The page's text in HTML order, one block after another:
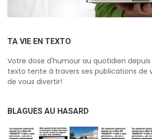
TA VIE EN TEXTO
Votre dose d'humour au quotidien depuis
texto tente à travers ses publications de
de vous divertir!
BLAGUES AU HASARD